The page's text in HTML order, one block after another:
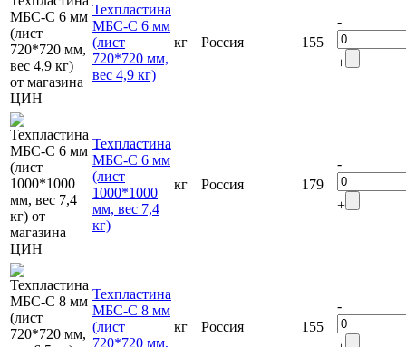
Техпластина
МБС-C 6 мм
(лист
720*720 мм,
вес 4,9 кг)
кг Россия 155
-
+
Техпластина
МБС-C 6 мм
(лист
1000*1000
мм, вес 7,4
кг)
кг Россия 179
-
+
Техпластина
МБС-C 8 мм
(лист
720*720 мм,
кг Россия 155
-